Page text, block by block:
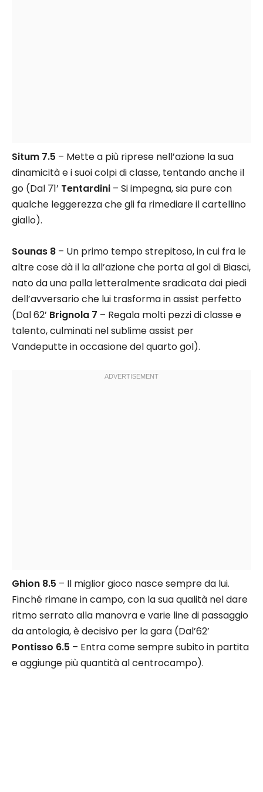
Situm 7.5 – Mette a più riprese nell’azione la sua
dinamicità e i suoi colpi di classe, tentando anche il
go (Dal 71’ Tentardini – Si impegna, sia pure con
qualche leggerezza che gli fa rimediare il cartellino
giallo).
Sounas 8 – Un primo tempo strepitoso, in cui fra le
altre cose dà il la all’azione che porta al gol di Biasci,
nato da una palla letteralmente sradicata dai piedi
dell’avversario che lui trasforma in assist perfetto
(Dal 62’ Brignola 7 – Regala molti pezzi di classe e
talento, culminati nel sublime assist per
Vandeputte in occasione del quarto gol).
Ghion 8.5 – Il miglior gioco nasce sempre da lui.
Finché rimane in campo, con la sua qualità nel dare
ritmo serrato alla manovra e varie line di passaggio
da antologia, è decisivo per la gara (Dal’62’
Pontisso 6.5 – Entra come sempre subito in partita
e aggiunge più quantità al centrocampo).